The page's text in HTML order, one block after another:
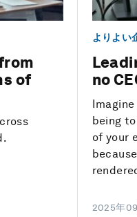
of
よりよい
no
being
of your
2025年